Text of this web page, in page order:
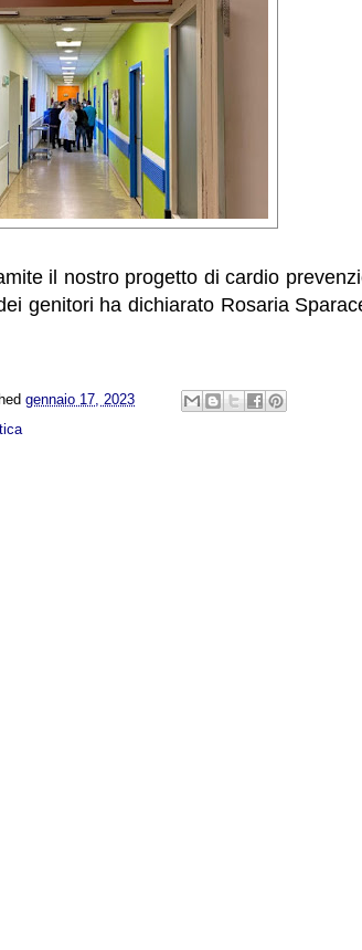
il nostro progetto di cardio
genitori ha dichiarato Rosaria
gennaio 17, 2023